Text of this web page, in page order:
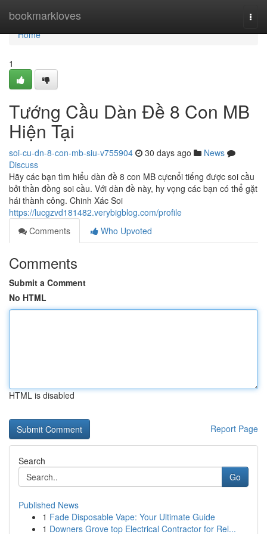
bookmarkloves
Home
Home
1
Tướng Cầu Dàn Đề 8 Con MB
Hiện Tại
soi-cu-dn-8-con-mb-siu-v755904 30 days ago
News
Discuss
Hãy các bạn tìm hiểu dàn đề 8 con MB cựcnổi tiếng được soi cầu
bởi thần đồng soi cầu. Với dàn đề này, hy vọng các bạn có thể gặt
hái thành công. Chinh Xác Soi
https://lucgzvd181482.verybigblog.com/profile
Comments
Who Upvoted
Comments
Submit a Comment
No HTML
HTML is disabled
Report Page
Search
Go
Published News
1 Fade Disposable Vape: Your Ultimate Guide
1 Downers Grove top Electrical Contractor for Rel...